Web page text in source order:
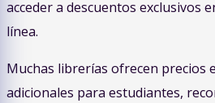
acceder a descuentos exclusivos
línea.
Muchas librerías ofrecen precios
adicionales para estudiantes,